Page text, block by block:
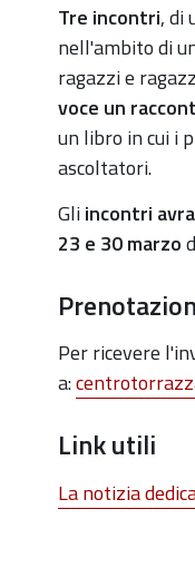
https://
si-
legge-
incontri-
di-
educazione-
lettura-
16-
30-
marzo
"Paura!
legge":
di
Tre incontri, di
nell'ambito di
ragazzi e
voce un
un libro in cui i
ascoltatori.
Gliincontri
23 e 30 marzo
Per ricevere
a:
Link utili
La notizia